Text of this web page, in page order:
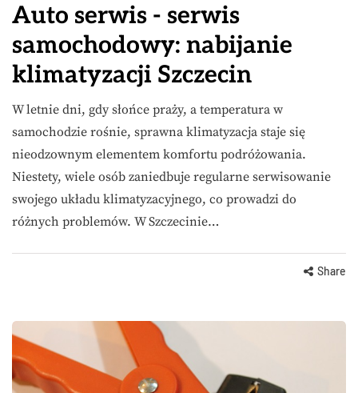
Auto serwis - serwis
samochodowy: nabijanie
klimatyzacji Szczecin
W letnie dni, gdy słońce praży, a temperatura w
samochodzie rośnie, sprawna klimatyzacja staje się
nieodzownym elementem komfortu podróżowania.
Niestety, wiele osób zaniedbuje regularne serwisowanie
swojego układu klimatyzacyjnego, co prowadzi do
różnych problemów. W Szczecinie…
Share